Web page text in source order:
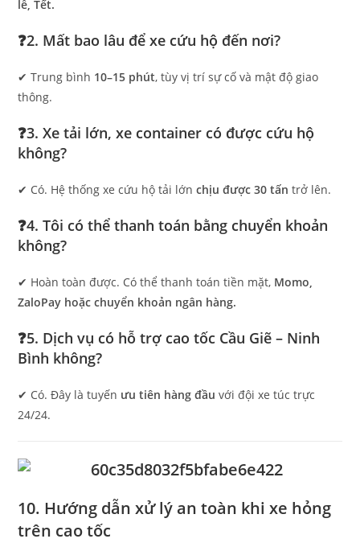
lễ, Tết.
❓2. Mất bao lâu để xe cứu hộ đến nơi?
✔ Trung bình 10–15 phút, tùy vị trí sự cố và mật độ giao
thông.
❓3. Xe tải lớn, xe container có được cứu hộ
không?
✔ Có. Hệ thống xe cứu hộ tải lớnchịu được 30 tấn trở lên.
❓4. Tôi có thể thanh toán bằng chuyển khoản
không?
✔ Hoàn toàn được. Có thể thanh toán tiền mặt, Momo,
ZaloPay hoặc chuyển khoản ngân hàng.
❓5. Dịch vụ có hỗ trợ cao tốc Cầu Giẽ – Ninh
Bình không?
✔ Có. Đây là tuyến ưu tiên hàng đầu với đội xe túc trực
24/24.
10. Hướng dẫn xử lý an toàn khi xe hỏng
trên cao tốc